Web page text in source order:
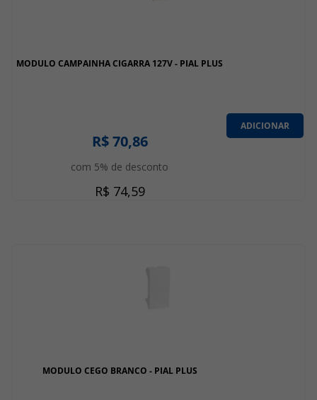
MODULO CAMPAINHA CIGARRA 127V - PIAL PLUS
R$ 70,86
com 5% de desconto
R$ 74,59
ADICIONAR
MODULO CEGO BRANCO - PIAL PLUS